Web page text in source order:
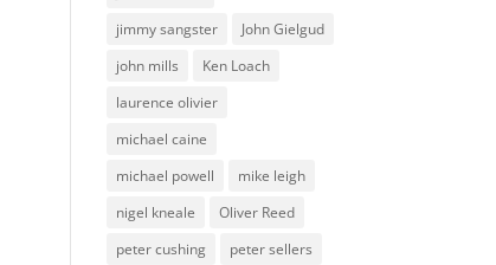
jimmy sangster
John Gielgud
john mills
Ken Loach
laurence olivier
michael caine
michael powell
mike leigh
nigel kneale
Oliver Reed
peter cushing
peter sellers